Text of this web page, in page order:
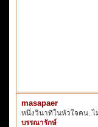
masapaer
หนึ่งวินาทีในหัวใจคน..ไ
บรรณารักษ์